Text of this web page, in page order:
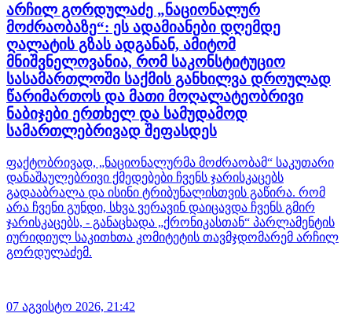
არჩილ გორდულაძე „ნაციონალურ
მოძრაობაზე“: ეს ადამიანები დღემდე
ღალატის გზას ადგანან, ამიტომ
მნიშვნელოვანია, რომ საკონსტიტუციო
სასამართლოში საქმის განხილვა დროულად
წარიმართოს და მათი მოღალატეობრივი
ნაბიჯები ერთხელ და სამუდამოდ
სამართლებრივად შეფასდეს
ფაქტობრივად, „ნაციონალურმა მოძრაობამ“ საკუთარი
დანაშაულებრივი ქმედებები ჩვენს ჯარისკაცებს
გადააბრალა და ისინი ტრიბუნალისთვის გაწირა. რომ
არა ჩვენი გუნდი, სხვა ვერავინ დაიცავდა ჩვენს გმირ
ჯარისკაცებს, - განაცხადა „ქრონიკასთან“ პარლამენტის
იურიდიულ საკითხთა კომიტეტის თავმჯდომარემ არჩილ
გორდულაძემ.
07 აგვისტო 2026, 21:42